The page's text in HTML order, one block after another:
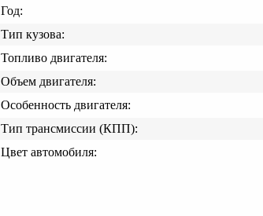
Год:
Тип кузова:
Топливо двигателя:
Объем двигателя:
Особенность двигателя:
Тип трансмиссии (КПП):
Цвет автомобиля: